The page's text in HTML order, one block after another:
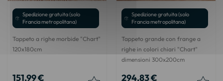
Spedizione gratuita (solo
Francia metropolitana)
Tappeto a righe morbide "Chart"
120x180cm
151,99 €
Spedizione gratuita (solo
Francia metropolitana)
Tappeto grande con frange a
righe in colori chiari "Chart"
dimensioni 300x200cm
294,83 €